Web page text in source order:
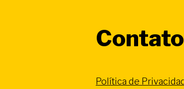
Contato
Política de